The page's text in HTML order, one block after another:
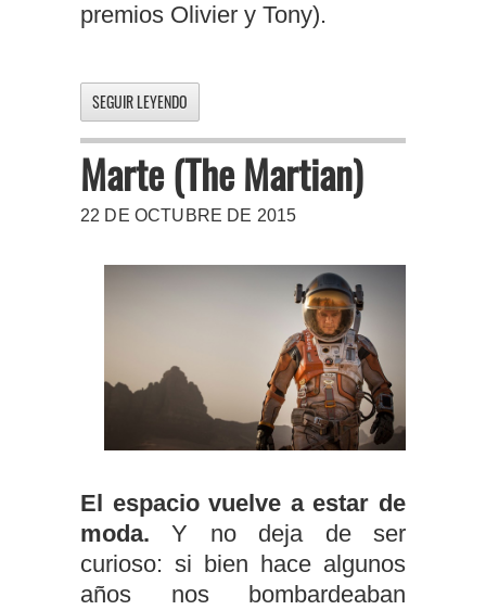
premios Olivier y Tony).
SEGUIR LEYENDO
Marte (The Martian)
22 DE OCTUBRE DE 2015
El espacio vuelve a estar de
moda. Y no deja de ser
curioso: si bien hace algunos
años nos bombardeaban